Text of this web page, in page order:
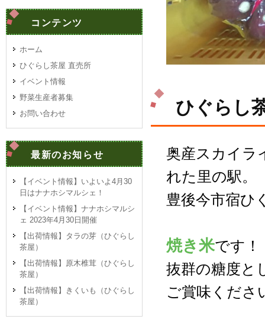
ひぐらし
奥産スカイラ
れた里の駅。
豊後今市宿ひ
焼き米です！
抜群の糖度と
ご賞味くださ
コンテンツ
ホーム
ひぐらし茶屋 直売所
イベント情報
野菜生産者募集
お問い合わせ
最新のお知らせ
【イベント情報】いよいよ4月30
日はナナホシマルシェ！
【イベント情報】ナナホシマルシ
ェ 2023年4月30日開催
【出荷情報】タラの芽（ひぐらし
茶屋）
【出荷情報】原木椎茸（ひぐらし
茶屋）
【出荷情報】きくいも（ひぐらし
茶屋）